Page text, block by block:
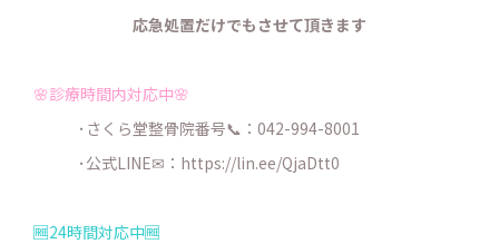
応急処置だけでもさせて頂きます
🌸診療時間内対応中🌸
･さくら堂整骨院番号📞：042-994-8001
･公式LINE✉： https://lin.ee/QjaDtt0
🆓24時間対応中🆓